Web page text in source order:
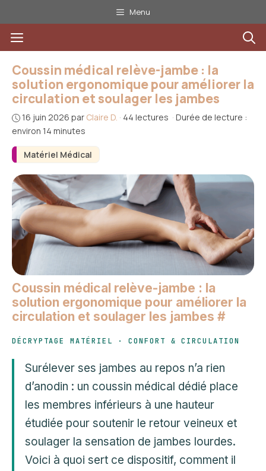
au
contenu
Menu
Menu
Matériel Médical
Coussin médical relève-jambe : la
solution ergonomique pour améliorer la
circulation et soulager les jambes
16 juin 2026 par Claire D. · 44 lectures · Durée de lecture :
environ 14 minutes
Coussin médical relève-jambe : la
solution ergonomique pour améliorer la
circulation et soulager les jambes #
DÉCRYPTAGE MATÉRIEL · CONFORT & CIRCULATION
Surélever ses jambes au repos n’a rien
d’anodin : un coussin médical dédié place
les membres inférieurs à une hauteur
étudiée pour soutenir le retour veineux et
soulager la sensation de jambes lourdes.
Voici à quoi sert ce dispositif, comment il